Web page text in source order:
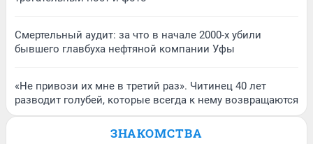
Смертельный аудит: за что в начале 2000-х убили
бывшего главбуха нефтяной компании Уфы
«Не привози их мне в третий раз». Читинец 40 лет
разводит голубей, которые всегда к нему возвращаются
ЗНАКОМСТВА